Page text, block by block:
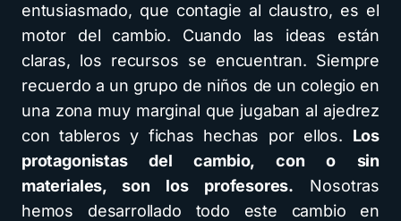
entusiasmado, que contagie al claustro, es el
motor del cambio. Cuando las ideas están
claras, los recursos se encuentran. Siempre
recuerdo a un grupo de niños de un colegio en
una zona muy marginal que jugaban al ajedrez
con tableros y fichas hechas por ellos. Los
protagonistas del cambio, con o sin
materiales, son los profesores. Nosotras
hemos desarrollado todo este cambio en